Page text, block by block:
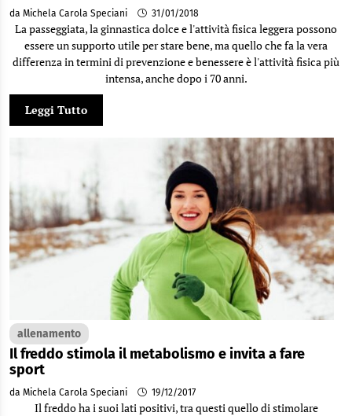
da Michela Carola Speciani 31/01/2018
La passeggiata, la ginnastica dolce e l'attività fisica leggera possono
essere un supporto utile per stare bene, ma quello che fa la vera
differenza in termini di prevenzione e benessere è l'attività fisica più
intensa, anche dopo i 70 anni.
Leggi Tutto
allenamento
Il freddo stimola il metabolismo e invita a fare
sport
da Michela Carola Speciani 19/12/2017
Il freddo ha i suoi lati positivi, tra questi quello di stimolare